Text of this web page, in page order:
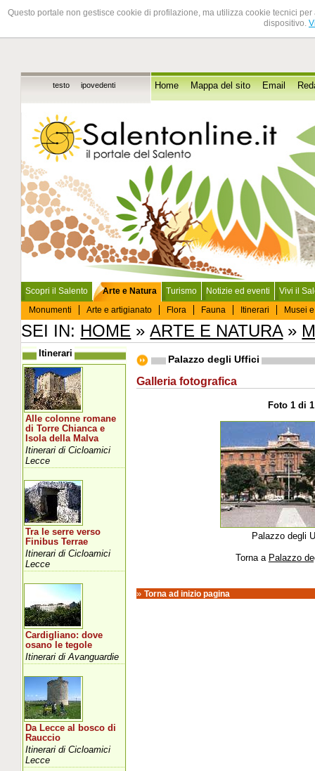
Questo portale non gestisce cookie di profilazione, ma utilizza cookie tecnici
dispositivo.
testo ipovedenti Home Mappa del sito Email
Scopri il Salento
Arte e Natura
Monumenti
Arte e artigianato Flora Fauna Itinerari Musei
Turismo Notizie ed eventi Vivi il
SEI IN: HOME »ARTE E NATURA»
Palazzo degli Uffici
Galleria fotografica
Foto 1 di 1
Palazzo degli
Torna a Palazzo
» Torna ad inizio pagina
Itinerari
Alle colonne romane
di Torre Chianca e
Isola della Malva
Itinerari di Cicloamici
Lecce
Tra le serre verso
Finibus Terrae
Itinerari di Cicloamici
Lecce
Cardigliano: dove
osano le tegole
Itinerari di Avanguardie
Da Lecce al bosco di
Rauccio
Itinerari di Cicloamici
Lecce